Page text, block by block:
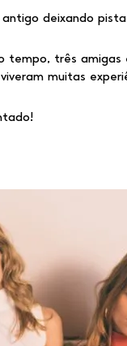
deixando
três
muitas